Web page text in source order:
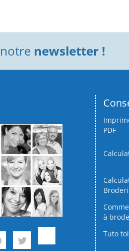
newsletter !
PDF
à
Tuto